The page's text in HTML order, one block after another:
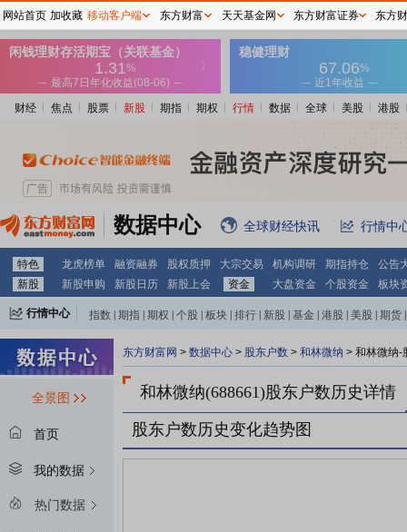
财经 焦点 股票 新股 期指 期权 行情 数据 全球 美股 港股
数据中心 全球财经快讯 行情中
特色 龙虎榜单 融资融券 股权质押 大宗交易 机构调研 期指持仓
公告
新股
新股申购 新股日历 新股上会 资金 大盘资金 个股资金 板块
行情中心 指数 期指 期权 个股 板块 排行 新股 基金 港股 美股 期货
全景图
首页
我的数据
热门数据
东方财富网 > 数据中心 > 股东户数 > 和林微纳 > 和林微纳-
和林微纳(688661)股东户数历史详情
股东户数历史变化趋势图
网站首页 加收藏 移动客户端 东方财富 天天基金网 东方财富证券 东方